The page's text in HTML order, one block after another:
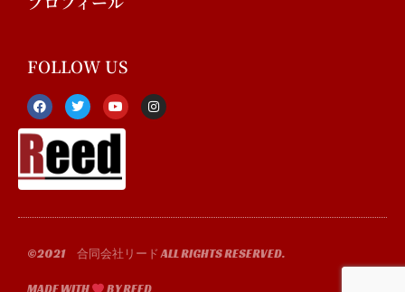
FOLLOW US
F
a
c
e
b
o
o
k
f
T
w
i
t
e
r
Y
o
u
t
e
I
n
s
©2021 合同会社リード ALL RIGHTS RESERVED.